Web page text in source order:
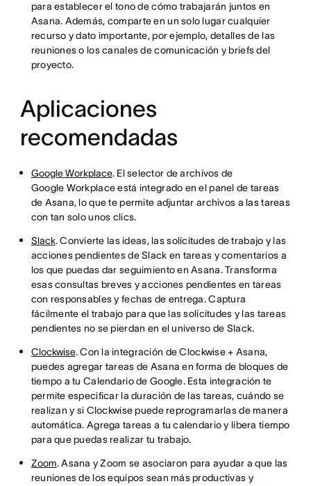
para establecer el tono de cómo trabajarán juntos en
Asana. Además, comparte en un solo lugar cualquier
recurso y dato importante, por ejemplo, detalles de las
reuniones o los canales de comunicación y briefs del
proyecto.
Aplicaciones
recomendadas
Google Workplace. El selector de archivos de
Google Workplace está integrado en el panel de tareas
de Asana, lo que te permite adjuntar archivos a las tareas
con tan solo unos clics.
Slack. Convierte las ideas, las solicitudes de trabajo y las
acciones pendientes de Slack en tareas y comentarios a
los que puedas dar seguimiento en Asana. Transforma
esas consultas breves y acciones pendientes en tareas
con responsables y fechas de entrega. Captura
fácilmente el trabajo para que las solicitudes y las tareas
pendientes no se pierdan en el universo de Slack.
Clockwise. Con la integración de Clockwise + Asana,
puedes agregar tareas de Asana en forma de bloques de
tiempo a tu Calendario de Google. Esta integración te
permite especificar la duración de las tareas, cuándo se
realizan y si Clockwise puede reprogramarlas de manera
automática. Agrega tareas a tu calendario y libera tiempo
para que puedas realizar tu trabajo.
Zoom. Asana y Zoom se asociaron para ayudar a que las
reuniones de los equipos sean más productivas y